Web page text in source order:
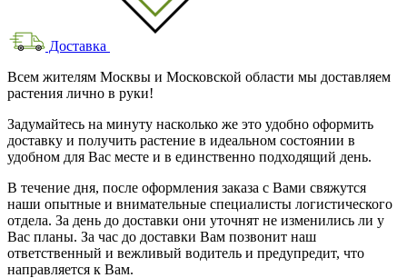
Доставка
Всем жителям Москвы и Московской области мы доставляем
растения лично в руки!
Задумайтесь на минуту насколько же это удобно оформить
доставку и получить растение в идеальном состоянии в
удобном для Вас месте и в единственно подходящий день.
В течение дня, после оформления заказа с Вами свяжутся
наши опытные и внимательные специалисты логистического
отдела. За день до доставки они уточнят не изменились ли у
Вас планы. За час до доставки Вам позвонит наш
ответственный и вежливый водитель и предупредит, что
направляется к Вам.